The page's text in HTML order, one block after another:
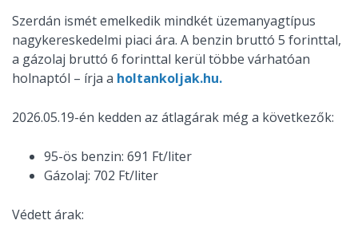
Szerdán ismét emelkedik mindkét üzemanyagtípus
nagykereskedelmi piaci ára. A benzin bruttó 5 forinttal,
a gázolaj bruttó 6 forinttal kerül többe várhatóan
holnaptól – írja a holtankoljak.hu.
2026.05.19-én kedden az átlagárak még a következők:
95-ös benzin: 691 Ft/liter
Gázolaj: 702 Ft/liter
Védett árak: